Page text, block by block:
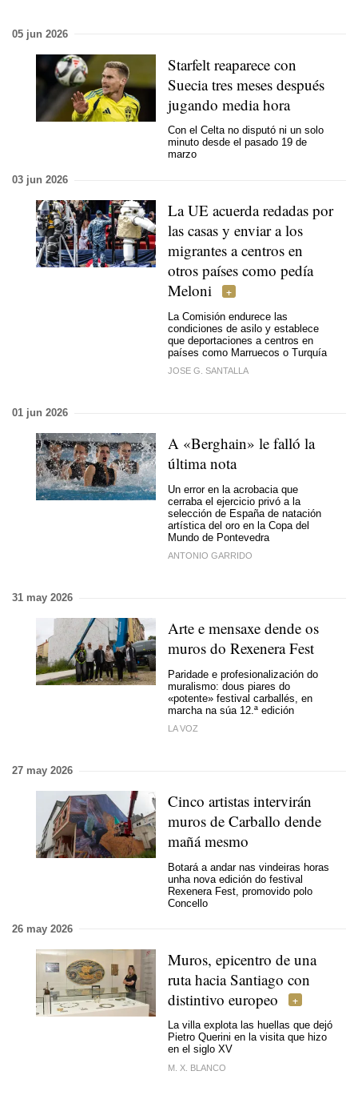
05 jun 2026
Starfelt reaparece con
Suecia tres meses después
jugando media hora
Con el Celta no disputó ni un solo
minuto desde el pasado 19 de
marzo
03 jun 2026
La UE acuerda redadas por
las casas y enviar a los
migrantes a centros en
otros países como pedía
Meloni
La Comisión endurece las
condiciones de asilo y establece
que deportaciones a centros en
países como Marruecos o Turquía
JOSE G. SANTALLA
01 jun 2026
A «Berghain» le falló la
última nota
Un error en la acrobacia que
cerraba el ejercicio privó a la
selección de España de natación
artística del oro en la Copa del
Mundo de Pontevedra
ANTONIO GARRIDO
31 may 2026
Arte e mensaxe dende os
muros do Rexenera Fest
Paridade e profesionalización do
muralismo: dous piares do
«potente» festival carballés, en
marcha na súa 12.ª edición
LA VOZ
27 may 2026
Cinco artistas intervirán
muros de Carballo dende
mañá mesmo
Botará a andar nas vindeiras horas
unha nova edición do festival
Rexenera Fest, promovido polo
Concello
26 may 2026
Muros, epicentro de una
ruta hacia Santiago con
distintivo europeo
La villa explota las huellas que dejó
Pietro Querini en la visita que hizo
en el siglo XV
M. X. BLANCO